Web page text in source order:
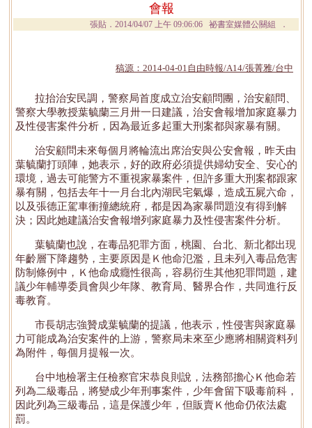
會報
張貼． 2014/04/07 上午 09:06:06 祕書室媒體公關組 ．
稿源：2014-04-01自由時報/A14/張菁雅/台中
拉抬治安民調，警察局首度成立治安顧問團，治安顧問、
警察大學教授葉毓蘭三月卅一日建議，治安會報增加家庭暴力
及性侵害案件分析，因為最近多起重大刑案都與家暴有關。
治安顧問未來每個月將輪流出席治安與公安會報，昨天由
葉毓蘭打頭陣，她表示，好的政府必須提供婦幼安全、安心的
環境，過去可能警方不重視家暴案件，但許多重大刑案都跟家
暴有關，包括去年十一月台北內湖民宅氣爆，造成五屍六命，
以及張德正駕車衝撞總統府，都是因為家暴問題沒有得到解
決；因此她建議治安會報增列家庭暴力及性侵害案件分析。
葉毓蘭也說，在毒品犯罪方面，桃園、台北、新北都出現
年齡層下降趨勢，主要原因是Ｋ他命氾濫，且未列入毒品危害
防制條例中，Ｋ他命成癮性很高，容易衍生其他犯罪問題，建
議少年輔導委員會與少年隊、教育局、醫界合作，共同進行反
毒教育。
市長胡志強贊成葉毓蘭的提議，他表示，性侵害與家庭暴
力可能成為治安案件的上游，警察局未來至少應將相關資料列
為附件，每個月提報一次。
台中地檢署主任檢察官宋恭良則說，法務部擔心Ｋ他命若
列為二級毒品，將變成少年刑事案件，少年會留下吸毒前科，
因此列為三級毒品，這是保護少年，但販賣Ｋ他命仍依法處
罰。